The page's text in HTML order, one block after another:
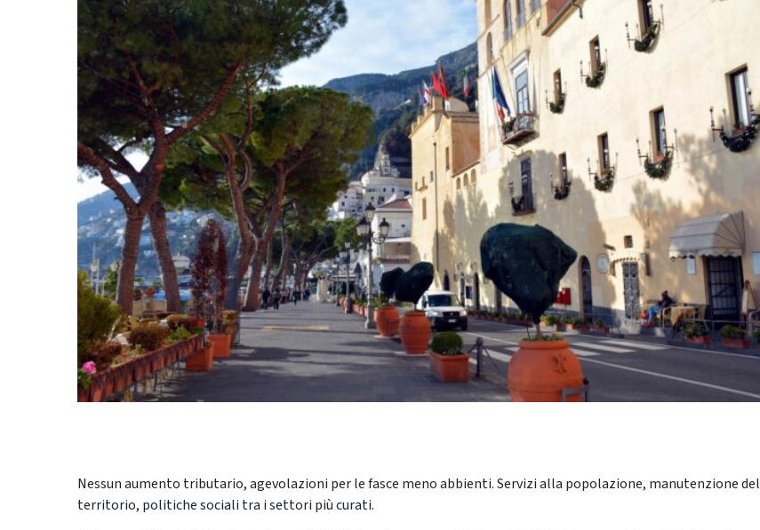
Nessun aumento tributario, agevolazioni per le fasce meno abbienti. Servizi alla popolazione, manutenzione del
territorio, politiche sociali tra i settori più curati.